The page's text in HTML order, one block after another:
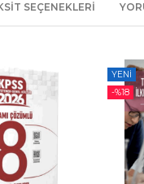
SEÇENEKLERI
YENI
-%18